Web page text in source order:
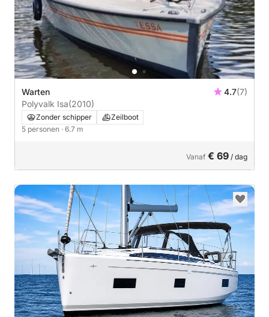
Warten 4.7(7)
Polyvalk Isa(2010)
Zonder schipper
Zeilboot
5 personen · 6.7 m
Vanaf € 69 / dag